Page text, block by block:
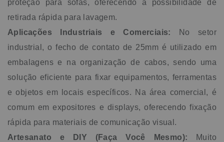
proteção para sofás, oferecendo a possibilidade de
retirada rápida para lavagem.
Aplicações Industriais e Comerciais:
No setor
industrial, o fecho de contato de 25mm é utilizado em
embalagens e na organização de cabos, sendo uma
solução eficiente para fixar equipamentos, ferramentas
e objetos em locais específicos. Na área comercial, é
comum em expositores e displays, oferecendo fixação
rápida para materiais de comunicação visual.
Artesanato e DIY (Faça Você Mesmo): Muito